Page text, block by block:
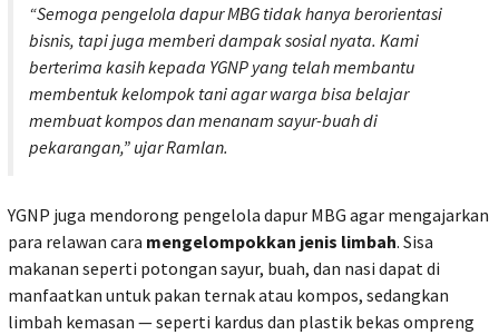
“Semoga pengelola dapur MBG tidak hanya berorientasi
bisnis, tapi juga memberi dampak sosial nyata. Kami
berterima kasih kepada YGNP yang telah membantu
membentuk kelompok tani agar warga bisa belajar
membuat kompos dan menanam sayur-buah di
pekarangan,” ujar Ramlan.
YGNP juga mendorong pengelola dapur MBG agar mengajarkan
para relawan cara mengelompokkan jenis limbah. Sisa
makanan seperti potongan sayur, buah, dan nasi dapat di
manfaatkan untuk pakan ternak atau kompos, sedangkan
limbah kemasan — seperti kardus dan plastik bekas ompreng